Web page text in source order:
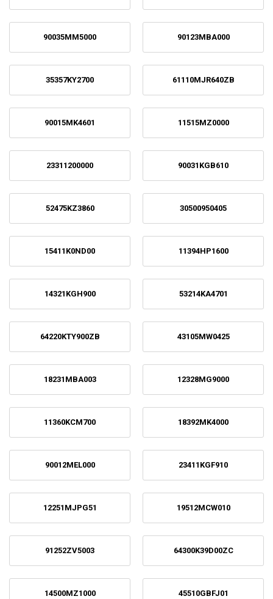
90035MM5000 90123MBA000
35357KY2700 61110MJR640ZB
90015MK4601 11515MZ0000
23311200000 90031KGB610
52475KZ3860 30500950405
15411K0ND00 11394HP1600
14321KGH900 53214KA4701
64220KTY900ZB 43105MW0425
18231MBA003 12328MG9000
11360KCM700 18392MK4000
90012MEL000 23411KGF910
12251MJPG51 19512MCW010
91252ZV5003 64300K39D00ZC
14500MZ1000 45510GBFJ01